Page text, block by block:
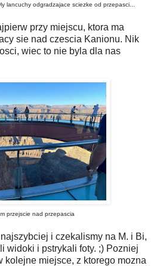
lancuchy odgradzajace sciezke od przepasci...
przy miejscu, ktora ma
sie nad czescia Kanionu. Nik
wiec to nie byla dla nas
przejscie nad przepascia
i czekalismy na M. i Bi,
widoki i pstrykali foty. ;) Pozniej
kolejne miejsce, z ktorego mozna